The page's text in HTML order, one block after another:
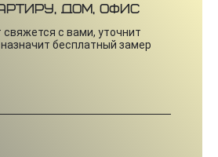
дом, офис
с вами, уточнит
бесплатный замер